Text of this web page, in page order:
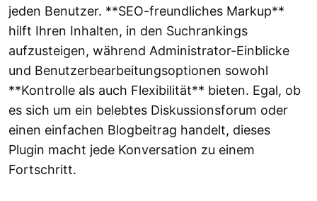
jeden Benutzer. **SEO-freundliches Markup**
hilft Ihren Inhalten, in den Suchrankings
aufzusteigen, während Administrator-Einblicke
und Benutzerbearbeitungsoptionen sowohl
**Kontrolle als auch Flexibilität** bieten. Egal, ob
es sich um ein belebtes Diskussionsforum oder
einen einfachen Blogbeitrag handelt, dieses
Plugin macht jede Konversation zu einem
Fortschritt.